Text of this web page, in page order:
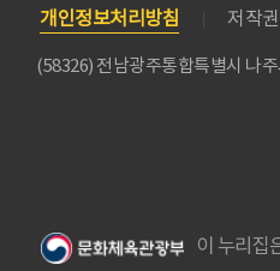
개인정보처리방침 저작
(58326) 전남광주통합특별시 나
이 누리집